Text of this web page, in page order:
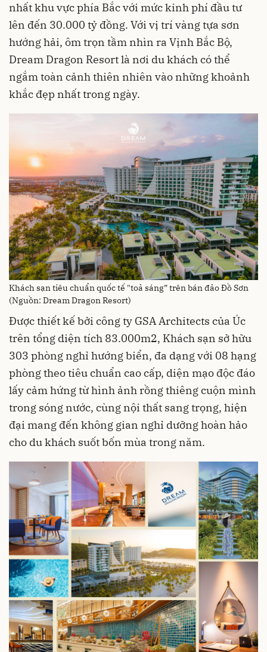
nhất khu vực phía Bắc với mức kinh phí đầu tư
lên đến 30.000 tỷ đồng. Với vị trí vàng tựa sơn
hướng hải, ôm trọn tầm nhìn ra Vịnh Bắc Bộ,
Dream Dragon Resort là nơi du khách có thể
ngắm toàn cảnh thiên nhiên vào những khoảnh
khắc đẹp nhất trong ngày.
Khách sạn tiêu chuẩn quốc tế "toả sáng” trên bán đảo Đồ Sơn
(Nguồn: Dream Dragon Resort)
Được thiết kế bởi công ty GSA Architects của Úc
trên tổng diện tích 83.000m2, Khách sạn sở hữu
303 phòng nghỉ hướng biển, đa dạng với 08 hạng
phòng theo tiêu chuẩn cao cấp, diện mạo độc đáo
lấy cảm hứng từ hình ảnh rồng thiêng cuộn mình
trong sóng nước, cùng nội thất sang trọng, hiện
đại mang đến không gian nghỉ dưỡng hoàn hảo
cho du khách suốt bốn mùa trong năm.